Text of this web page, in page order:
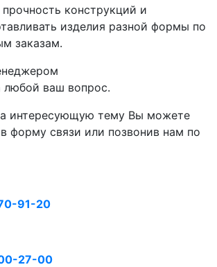
конструкций и
изделия разной формы по
заказам.
ваш вопрос.
интересующую тему Вы можете
форму связи или позвонив нам по
91-20
27-00